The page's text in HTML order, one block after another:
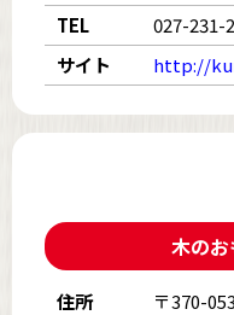
TEL
027-231-
サイト
http://
木の
住所
〒370-